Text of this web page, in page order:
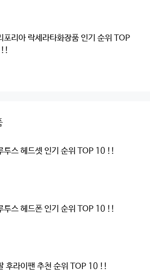
포리아 락세라타화장품 인기 순위 TOP
!!
투스 헤드셋 인기 순위 TOP 10 !!
투스 헤드폰 인기 순위 TOP 10 !!
후라이팬 추천 순위 TOP 10 !!